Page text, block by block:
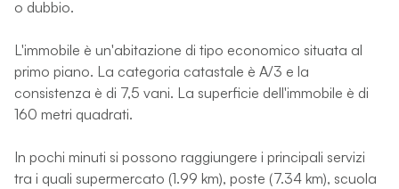
o dubbio.
L'immobile è un'abitazione di tipo economico situata al
primo piano. La categoria catastale è A/3 e la
consistenza è di 7,5 vani. La superficie dell'immobile è di
160 metri quadrati.
In pochi minuti si possono raggiungere i principali servizi
tra i quali supermercato (1.99 km), poste (7.34 km), scuola